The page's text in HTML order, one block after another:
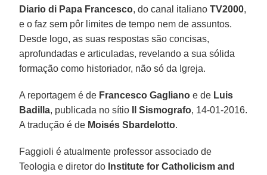
Diario di Papa Francesco, do canal italianoTV2000,
e o faz sem pôr limites de tempo nem de assuntos.
Desde logo, as suas respostas são concisas,
aprofundadas e articuladas, revelando a sua sólida
formação como historiador, não só da Igreja.
A reportagem é de Francesco Gagliano e de Luis
Badilla, publicada no sítio Il Sismografo, 14-01-2016.
A tradução é de Moisés Sbardelotto.
Faggioli é atualmente professor associado de
Teologia e diretor do Institute for Catholicism and